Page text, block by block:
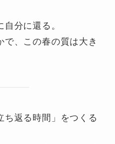
分に還る。
で、この春の質は大き
ち返る時間」をつくる